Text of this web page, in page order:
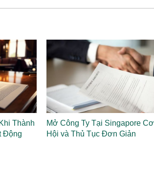
Thành
Động
Mở Công Ty Tại Singapore Cơ
Hội và Thủ Tục Đơn Giản